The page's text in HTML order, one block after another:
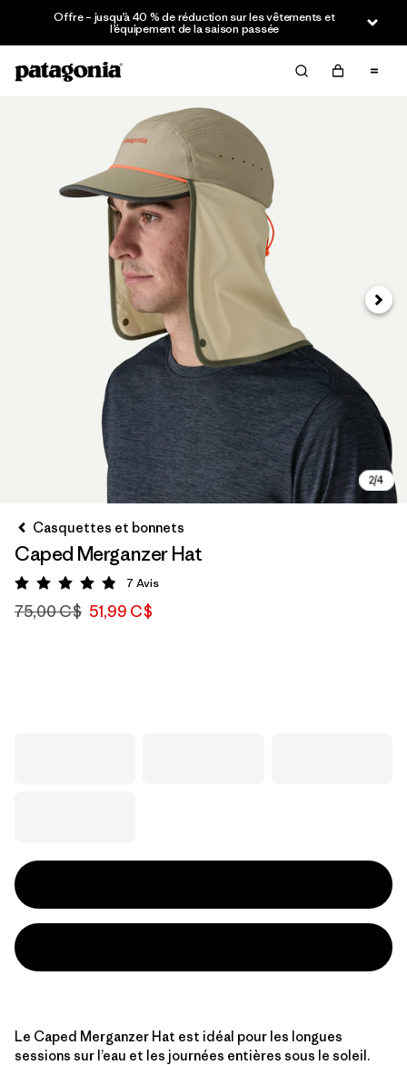
Offre – jusqu’à 40 % de réduction sur les vêtements et
l’équipement de la saison passée
Casquettes et bonnets
Caped Merganzer Hat
Évaluation: 4.9 / 5
7 Avis
75,00 C$ 51,99 C$
Le Caped Merganzer Hat est idéal pour les longues
sessions sur l’eau et les journées entières sous le soleil.